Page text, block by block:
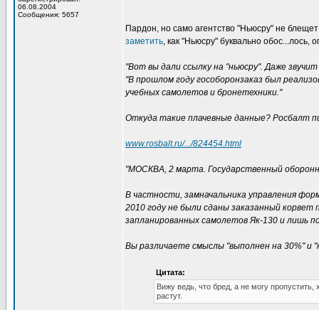
06.08.2004
Сообщения: 5657
Пардон, но само агентство "Ньюсру" не
заметить, как "Ньюсру" буквально обос...лось,
"Вот вы дали ссылку на "ньюсру". Даже
"В прошлом году гособоронзаказ был
учебных самолетов и бронетехники."
Откуда такие плачевные данные? Росбалт
www.rosbalt.ru/.../824454.html
"МОСКВА, 2 марта. Государственный
В частности, замначальника управления
2010 году не были сданы заказанный
запланированных самолетов Як-130 и лишь
Вы различаете смыслы "выполнен на 30%" и
Цитата:
Вижу ведь, что бред, а не могу пропустить,
растут.